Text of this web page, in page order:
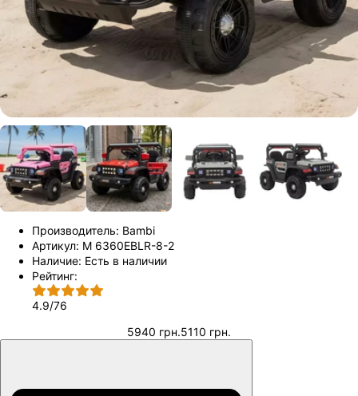
Производитель: Bambi
Артикул: M 6360EBLR-8-2
Наличие: Есть в наличии
Рейтинг:
4.9/76
5940 грн.5110 грн.